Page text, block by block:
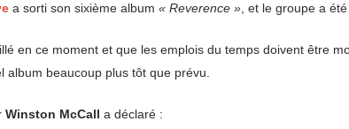
a sorti son sixième album « Reverence » , et le groupe a
en ce moment et que les emplois du temps doivent être
beaucoup plus tôt que prévu.
Winston McCall a déclaré :